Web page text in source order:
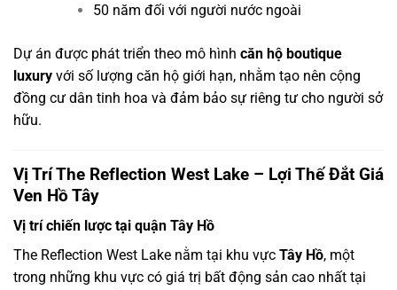
50 năm đối với người nước ngoài
Dự án được phát triển theo mô hình căn hộ boutique
luxury với số lượng căn hộ giới hạn, nhằm tạo nên cộng
đồng cư dân tinh hoa và đảm bảo sự riêng tư cho người sở
hữu.
Vị Trí The Reflection West Lake – Lợi Thế Đắt Giá
Ven Hồ Tây
Vị trí chiến lược tại quận Tây Hồ
The Reflection West Lake nằm tại khu vực Tây Hồ, một
trong những khu vực có giá trị bất động sản cao nhất tại